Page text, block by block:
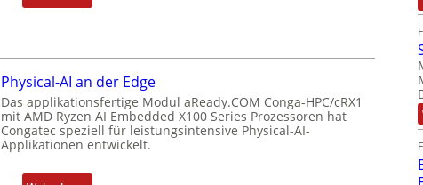
u
u
n
d
P
t
i
o
n
m
r
p
s
o
r
g
t
f
F
b
l
e
Physical-AI an der Edge
Das applikationsfertige Modul aReady.COM Conga-HPC/cRX1
mit AMD Ryzen AI Embedded X100 Series Prozessoren hat
Congatec speziell für leistungsintensive Physical-AI-
Applikationen entwickelt.